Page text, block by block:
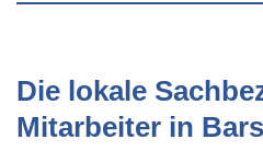
Die lokale
Mitarbeiter in